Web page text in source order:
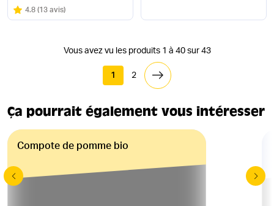
Note
4.8 sur 5
(13 avis)
Vous avez vu les produits 1 à 40 sur 43
1 2
Ça pourrait également vous intéresser
Compote de pomme bio